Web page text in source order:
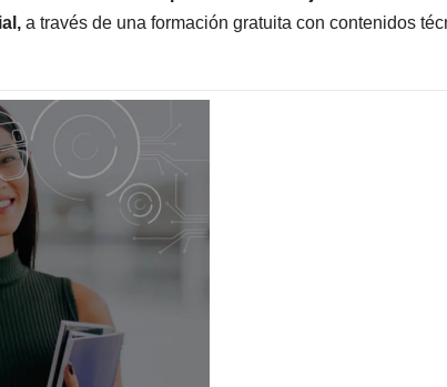
a través de una formación gratuita con contenidos